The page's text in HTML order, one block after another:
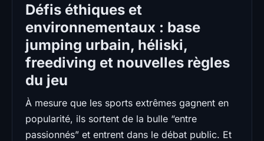
Défis éthiques et
environnementaux : base
jumping urbain, héliski,
freediving et nouvelles règles
du jeu
À mesure que les sports extrêmes gagnent en
popularité, ils sortent de la bulle “entre
passionnés” et entrent dans le débat public. Et